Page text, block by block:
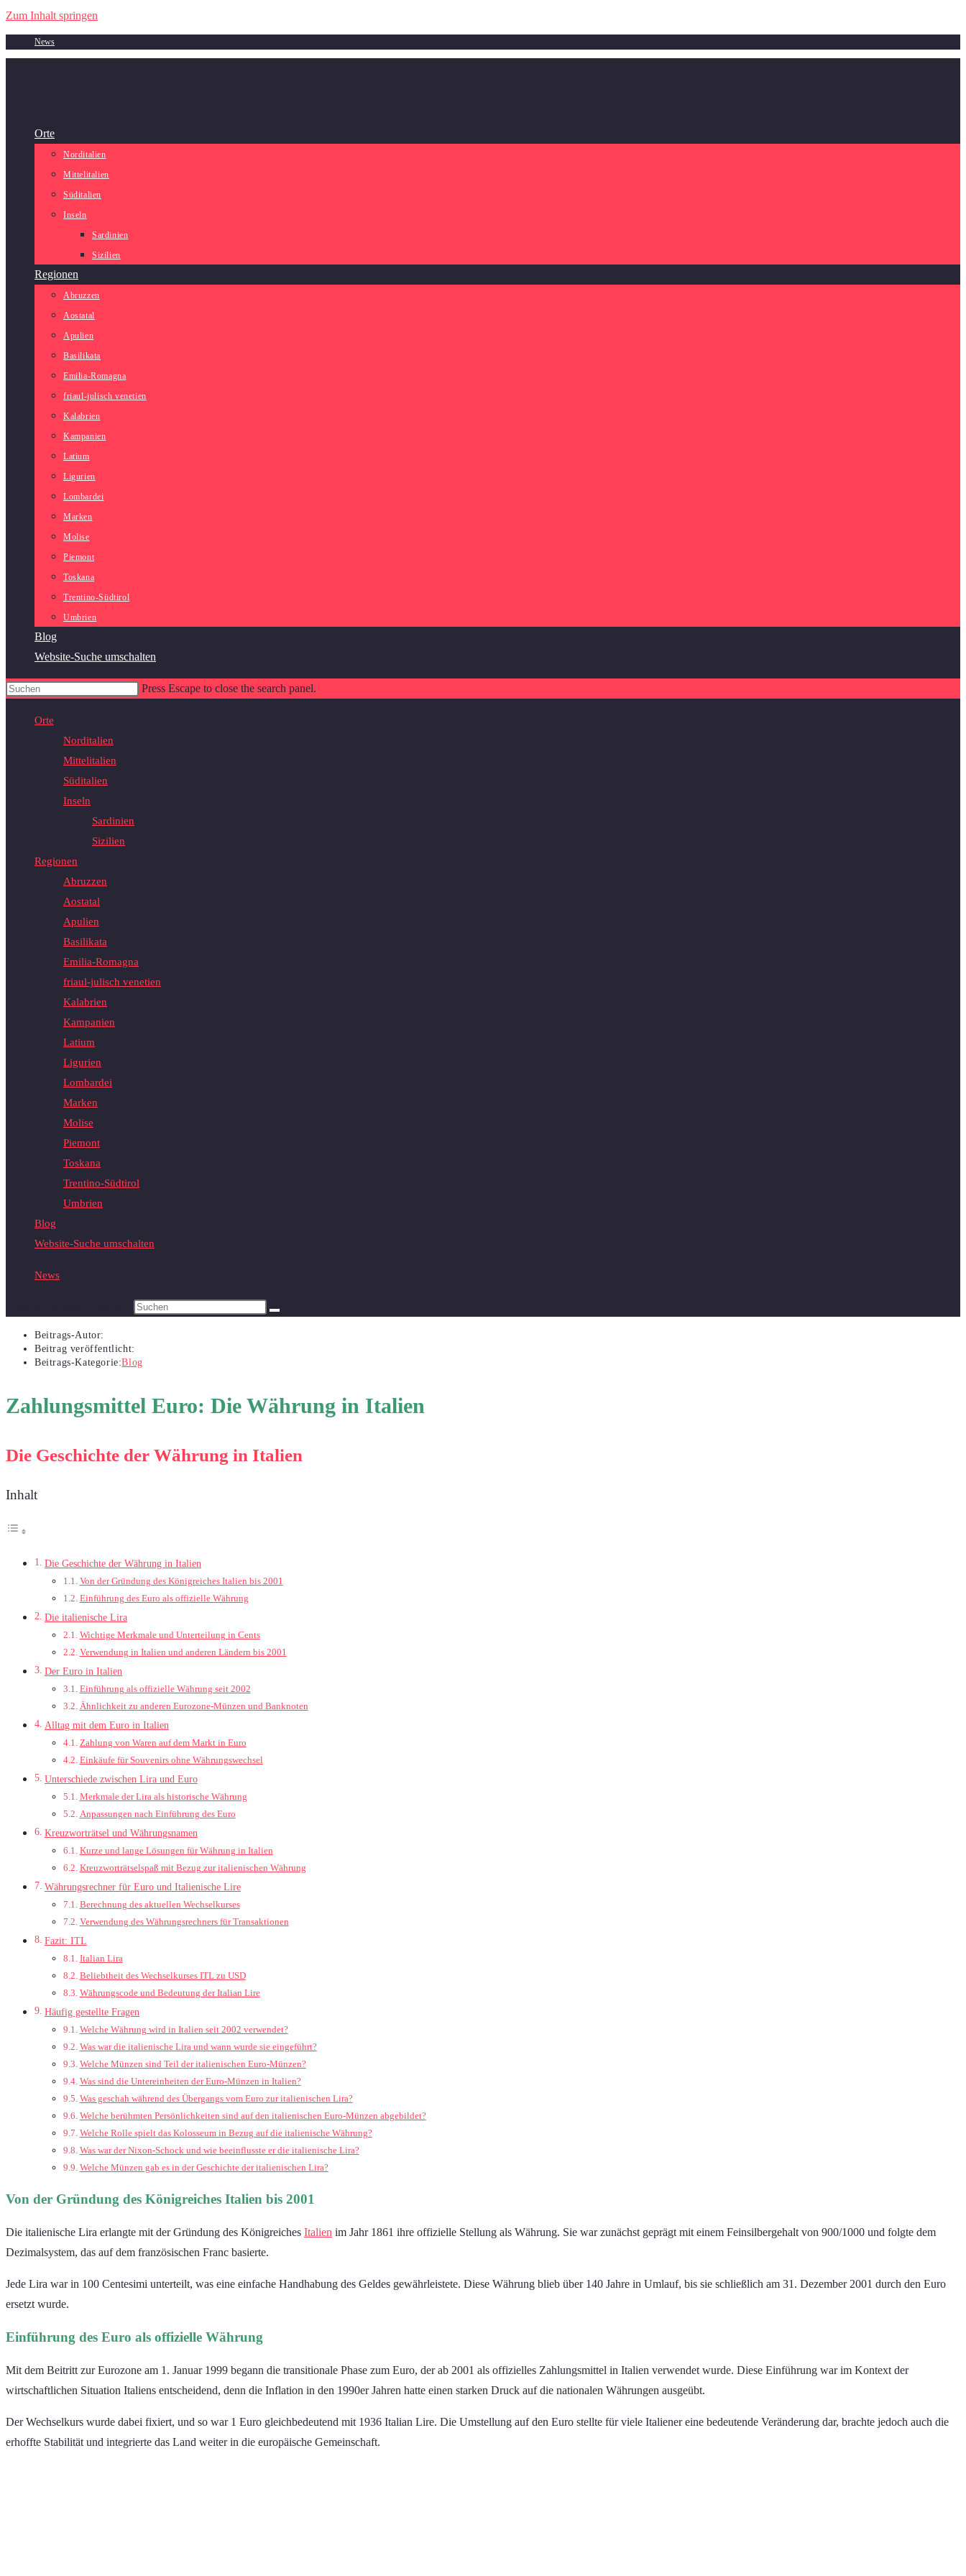
Zum Inhalt springen
News
Orte
Norditalien
Mittelitalien
Süditalien
Inseln
Sardinien
Sizilien
Regionen
Abruzzen
Aostatal
Apulien
Basilikata
Emilia-Romagna
friaul-julisch venetien
Kalabrien
Kampanien
Latium
Ligurien
Lombardei
Marken
Molise
Piemont
Toskana
Trentino-Südtirol
Umbrien
Blog
Website-Suche umschalten
Press Escape to close the search panel.
Orte
Norditalien
Mittelitalien
Süditalien
Inseln
Sardinien
Sizilien
Regionen
Abruzzen
Aostatal
Apulien
Basilikata
Emilia-Romagna
friaul-julisch venetien
Kalabrien
Kampanien
Latium
Ligurien
Lombardei
Marken
Molise
Piemont
Toskana
Trentino-Südtirol
Umbrien
Blog
Website-Suche umschalten
News
Beitrags-Autor:
Beitrag veröffentlicht:
Beitrags-Kategorie:Blog
Zahlungsmittel Euro: Die Währung in Italien
Die Geschichte der Währung in Italien
Inhalt
Die Geschichte der Währung in Italien
Von der Gründung des Königreiches Italien bis 2001
Einführung des Euro als offizielle Währung
Die italienische Lira
Wichtige Merkmale und Unterteilung in Cents
Verwendung in Italien und anderen Ländern bis 2001
Der Euro in Italien
Einführung als offizielle Währung seit 2002
Ähnlichkeit zu anderen Eurozone-Münzen und Banknoten
Alltag mit dem Euro in Italien
Zahlung von Waren auf dem Markt in Euro
Einkäufe für Souvenirs ohne Währungswechsel
Unterschiede zwischen Lira und Euro
Merkmale der Lira als historische Währung
Anpassungen nach Einführung des Euro
Kreuzworträtsel und Währungsnamen
Kurze und lange Lösungen für Währung in Italien
Kreuzworträtselspaß mit Bezug zur italienischen Währung
Währungsrechner für Euro und Italienische Lire
Berechnung des aktuellen Wechselkurses
Verwendung des Währungsrechners für Transaktionen
Fazit: ITL
Italian Lira
Beliebtheit des Wechselkurses ITL zu USD
Währungscode und Bedeutung der Italian Lire
Häufig gestellte Fragen
Welche Währung wird in Italien seit 2002 verwendet?
Was war die italienische Lira und wann wurde sie eingeführt?
Welche Münzen sind Teil der italienischen Euro-Münzen?
Was sind die Untereinheiten der Euro-Münzen in Italien?
Was geschah während des Übergangs vom Euro zur italienischen Lira?
Welche berühmten Persönlichkeiten sind auf den italienischen Euro-Münzen abgebildet?
Welche Rolle spielt das Kolosseum in Bezug auf die italienische Währung?
Was war der Nixon-Schock und wie beeinflusste er die italienische Lira?
Welche Münzen gab es in der Geschichte der italienischen Lira?
Von der Gründung des Königreiches Italien bis 2001
Die italienische Lira erlangte mit der Gründung des Königreiches Italien im Jahr 1861 ihre offizielle Stellung als Währung. Sie war zunächst geprägt mit einem Feinsilbergehalt von 900/1000 und folgte dem
Dezimalsystem, das auf dem französischen Franc basierte.
Jede Lira war in 100 Centesimi unterteilt, was eine einfache Handhabung des Geldes gewährleistete. Diese Währung blieb über 140 Jahre in Umlauf, bis sie schließlich am 31. Dezember 2001 durch den Euro
ersetzt wurde.
Einführung des Euro als offizielle Währung
Mit dem Beitritt zur Eurozone am 1. Januar 1999 begann die transitionale Phase zum Euro, der ab 2001 als offizielles Zahlungsmittel in Italien verwendet wurde. Diese Einführung war im Kontext der
wirtschaftlichen Situation Italiens entscheidend, denn die Inflation in den 1990er Jahren hatte einen starken Druck auf die nationalen Währungen ausgeübt.
Der Wechselkurs wurde dabei fixiert, und so war 1 Euro gleichbedeutend mit 1936 Italian Lire. Die Umstellung auf den Euro stellte für viele Italiener eine bedeutende Veränderung dar, brachte jedoch auch die
erhoffte Stabilität und integrierte das Land weiter in die europäische Gemeinschaft.